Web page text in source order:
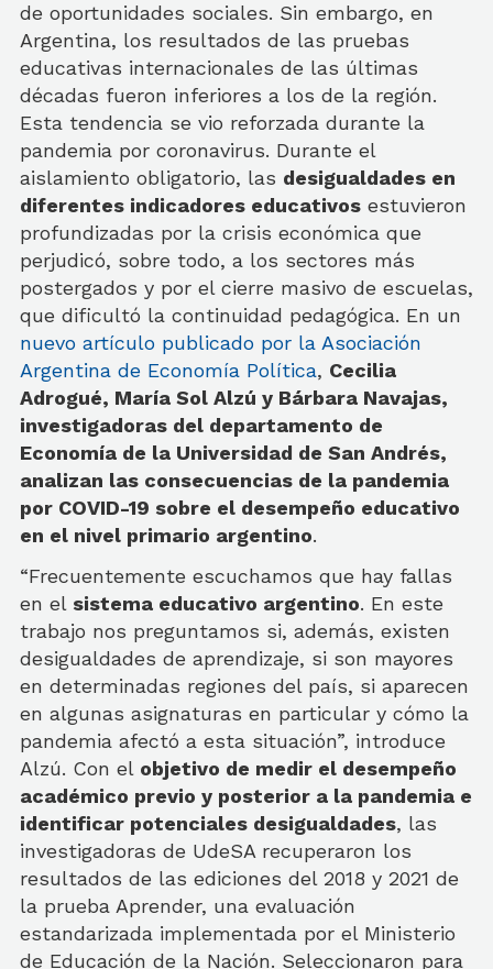
de oportunidades sociales. Sin embargo, en
Argentina, los resultados de las pruebas
educativas internacionales de las últimas
décadas fueron inferiores a los de la región.
Esta tendencia se vio reforzada durante la
pandemia por coronavirus. Durante el
aislamiento obligatorio, las desigualdades en
diferentes indicadores educativos estuvieron
profundizadas por la crisis económica que
perjudicó, sobre todo, a los sectores más
postergados y por el cierre masivo de escuelas,
que dificultó la continuidad pedagógica. En un
nuevo artículo publicado por la Asociación
Argentina de Economía Política, Cecilia
Adrogué, María Sol Alzú y Bárbara Navajas,
investigadoras del departamento de
Economía de la Universidad de San Andrés,
analizan las consecuencias de la pandemia
por COVID-19 sobre el desempeño educativo
en el nivel primario argentino.
“Frecuentemente escuchamos que hay fallas
en el sistema educativo argentino. En este
trabajo nos preguntamos si, además, existen
desigualdades de aprendizaje, si son mayores
en determinadas regiones del país, si aparecen
en algunas asignaturas en particular y cómo la
pandemia afectó a esta situación”, introduce
Alzú. Con el objetivo de medir el desempeño
académico previo y posterior a la pandemia e
identificar potenciales desigualdades, las
investigadoras de UdeSA recuperaron los
resultados de las ediciones del 2018 y 2021 de
la prueba Aprender, una evaluación
estandarizada implementada por el Ministerio
de Educación de la Nación. Seleccionaron para